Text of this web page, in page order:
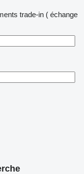
trade-in ( échange